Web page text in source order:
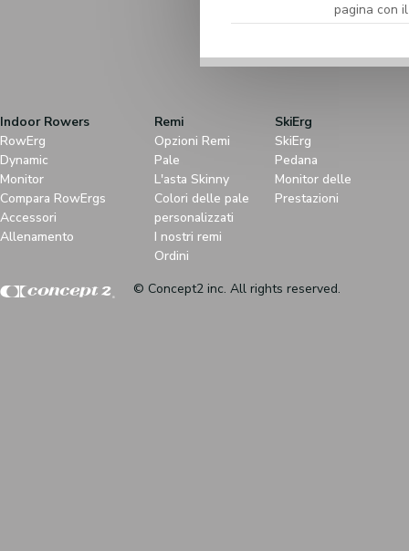
pagina con
Indoor Rowers
RowErg
Dynamic
Monitor
Compara RowErgs
Accessori
Allenamento
Remi
Opzioni Remi
Pale
L'asta Skinny
Colori delle pale
personalizzati
I nostri remi
Ordini
SkiErg
SkiErg
Pedana
Monitor delle
Prestazioni
© Concept2 inc. All rights reserved.